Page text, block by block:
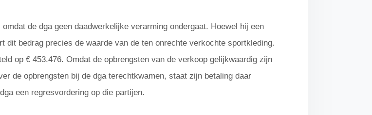
de dga geen daadwerkelijke verarming ondergaat. Hoewel hij een
dit bedrag precies de waarde van de ten onrechte verkochte sportkleding.
op € 453.476. Omdat de opbrengsten van de verkoop gelijkwaardig zijn
de opbrengsten bij de dga terechtkwamen, staat zijn betaling daar
een regresvordering op die partijen.